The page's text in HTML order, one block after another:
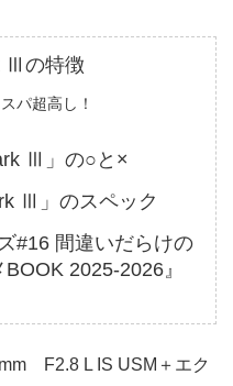
Ⅲの特徴
パ超高し！
Ⅲ」の○と×
Ⅲ」のスペック
#16 間違いだらけの
2025-2026』
F2.8 L IS USM＋エク